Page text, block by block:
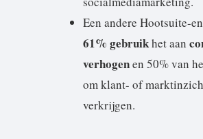
Een andere Hootsuite-
61% gebruikhet aan
verhogenen 50% van
om klant- of
verkrijgen.